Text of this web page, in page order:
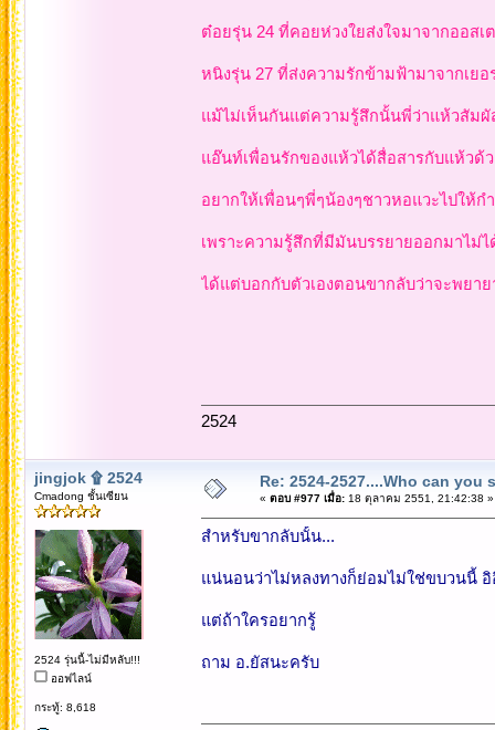
ต๋อยรุ่น 24 ที่คอยห่วงใยส่งใจมาจากออสเ
หนิงรุ่น 27 ที่ส่งความรักข้ามฟ้ามาจากเยอ
แม้ไม่เห็นกันแต่ความรู้สึกนั้นพี่ว่าแห้วสัมผั
แอ๊นท์เพื่อนรักของแห้วได้สื่อสารกับแห้วด้
อยากให้เพื่อนๆพี่ๆน้องๆชาวหอแวะไปให้ก
เพราะความรู้สึกที่มีมันบรรยายออกมาไม่ไ
ได้แต่บอกกับตัวเองตอนขากลับว่าจะพยา
2524
jingjok ۩ 2524
Cmadong ชั้นเซียน
2524 รุ่นนี้-ไม่มีหลับ!!!
ออฟไลน์
กระทู้: 8,618
Re: 2524-2527....Who can you
« ตอบ #977 เมื่อ:18 ตุลาคม 2551, 21:42:38 »
สำหรับขากลับนั้น...
แน่นอนว่าไม่หลงทางก็ย่อมไม่ใช่ขบวนนี้ อิ
แต่ถ้าใครอยากรู้
ถาม อ.ยัสนะครับ